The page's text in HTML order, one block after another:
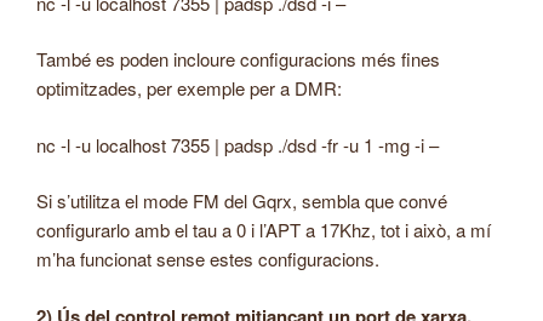
També es poden incloure configuracions més fines
optimitzades, per exemple per a DMR:
nc -l -u localhost 7355 | padsp ./dsd -fr -u 1 -mg -i –
Si s’utilitza el mode FM del Gqrx, sembla que convé
configurarlo amb el tau a 0 i l’APT a 17Khz, tot i això, a mí
m’ha funcionat sense estes configuracions.